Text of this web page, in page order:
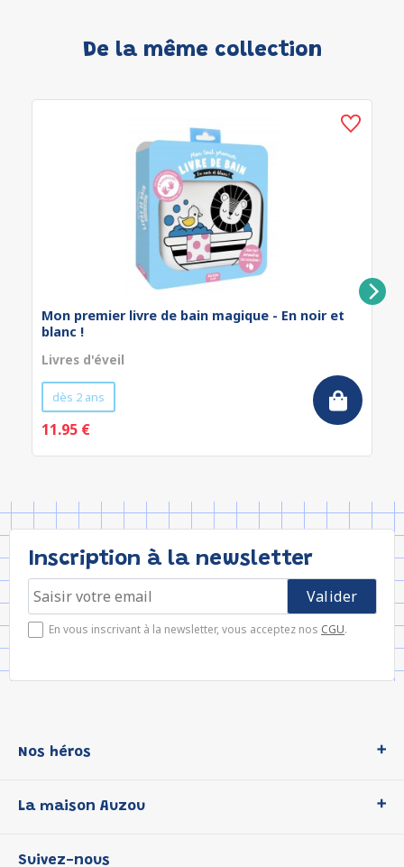
De la même collection
Mon premier livre de bain magique - En noir et
blanc !
Livres d'éveil
dès 2 ans
11.95 €
Inscription à la newsletter
En vous inscrivant à la newsletter, vous acceptez nos CGU.
Nos héros
P'tit Loup
La maison Auzou
Suivez-nous